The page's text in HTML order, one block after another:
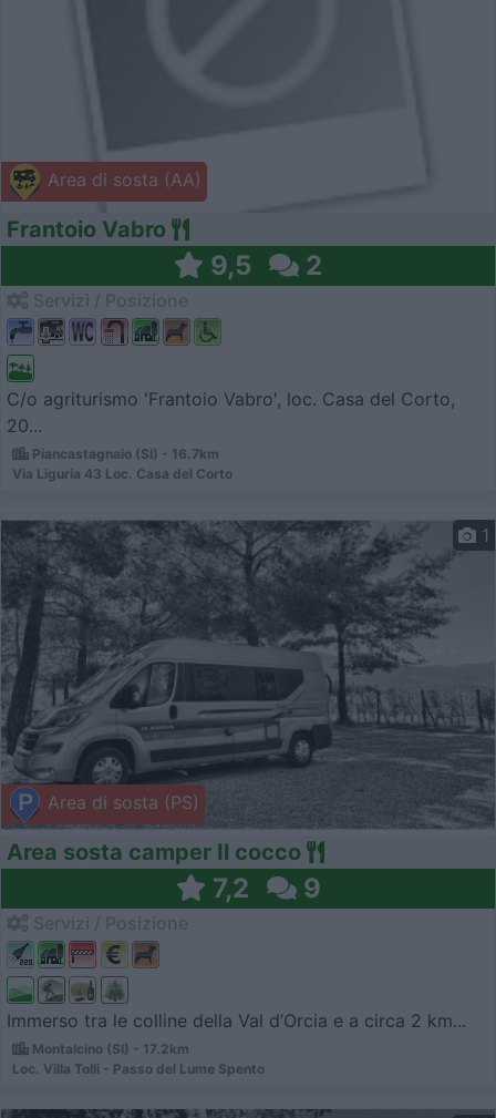
Area di sosta (AA)
Frantoio Vabro
9,5 2
C/o agriturismo 'Frantoio Vabro', loc. Casa del Corto,
20...
Piancastagnaio (SI) - 16.7km
Via Liguria 43 Loc. Casa del Corto
Area di sosta (PS)
1
Area sosta camper Il cocco
7,2 9
Immerso tra le colline della Val d’Orcia e a circa 2 km...
Montalcino (SI) - 17.2km
Loc. Villa Tolli - Passo del Lume Spento